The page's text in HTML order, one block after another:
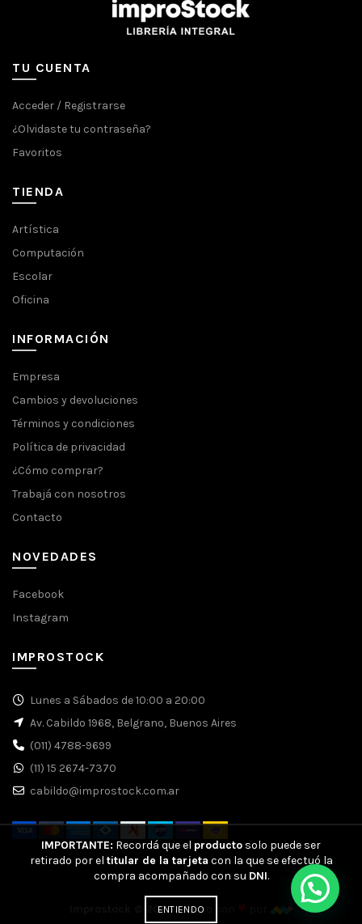
TU CUENTA
Acceder / Registrarse
¿Olvidaste tu contraseña?
Favoritos
TIENDA
Artística
Computación
Escolar
Oficina
INFORMACIÓN
Empresa
Cambios y devoluciones
Términos y condiciones
Política de privacidad
¿Cómo comprar?
Trabajá con nosotros
Contacto
NOVEDADES
Facebook
Instagram
IMPROSTOCK
Lunes a Sábados de 10:00 a 20:00
Av. Cabildo 1968, Belgrano, Buenos Aires
(011) 4788-9699
(11) 15 2674-7370
cabildo@improstock.com.ar
Improstock © 2026.Hecho con ♥
IMPORTANTE: Recordá que el producto solo puede ser
retirado por el titular de la tarjeta con la que se efectuó la
compra acompañado con su DNI.
ENTIENDO